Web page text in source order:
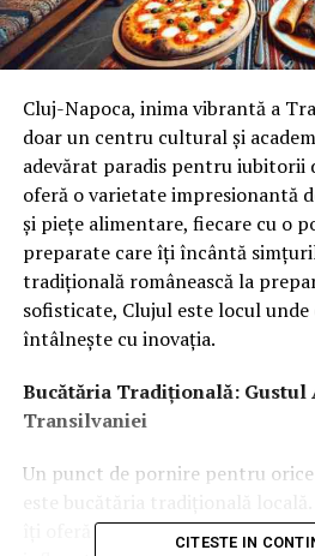
Cluj-Napoca, inima vibrantă a
doar un centru cultural și
adevărat paradis pentru iubitorii
oferă o varietate impresionantă
și piețe alimentare, fiecare cu o
preparate care îți încântă
tradițională românească la
sofisticate, Clujul este locul
întâlnește cu inovația.
Bucătăria Tradițională: Gustul
Transilvaniei
Un punct de pornire pentru
îți oferă șansa să te bucuri de
CITESTE IN